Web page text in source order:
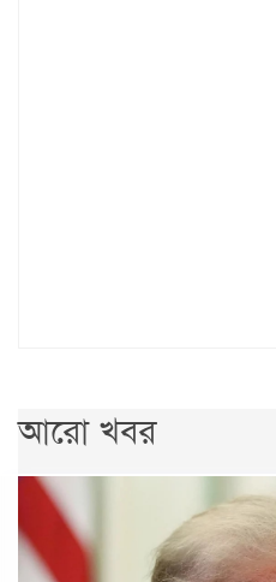
আরো খবর